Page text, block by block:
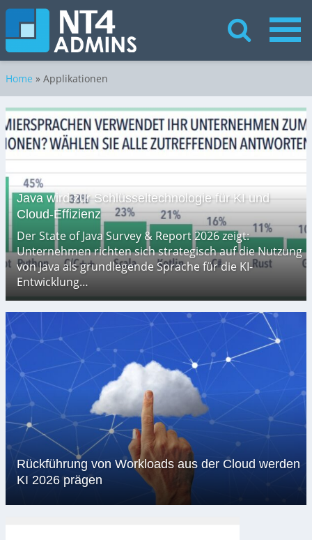
Home » Applikationen
Java wird zur Schlüsseltechnologie für KI und
Cloud-Effizienz
Der State of Java Survey & Report 2026 zeigt:
Unternehmen richten sich strategisch auf die Nutzung
von Java als grundlegende Sprache für die KI-
Entwicklung…
Rückführung von Workloads aus der Cloud werden
KI 2026 prägen